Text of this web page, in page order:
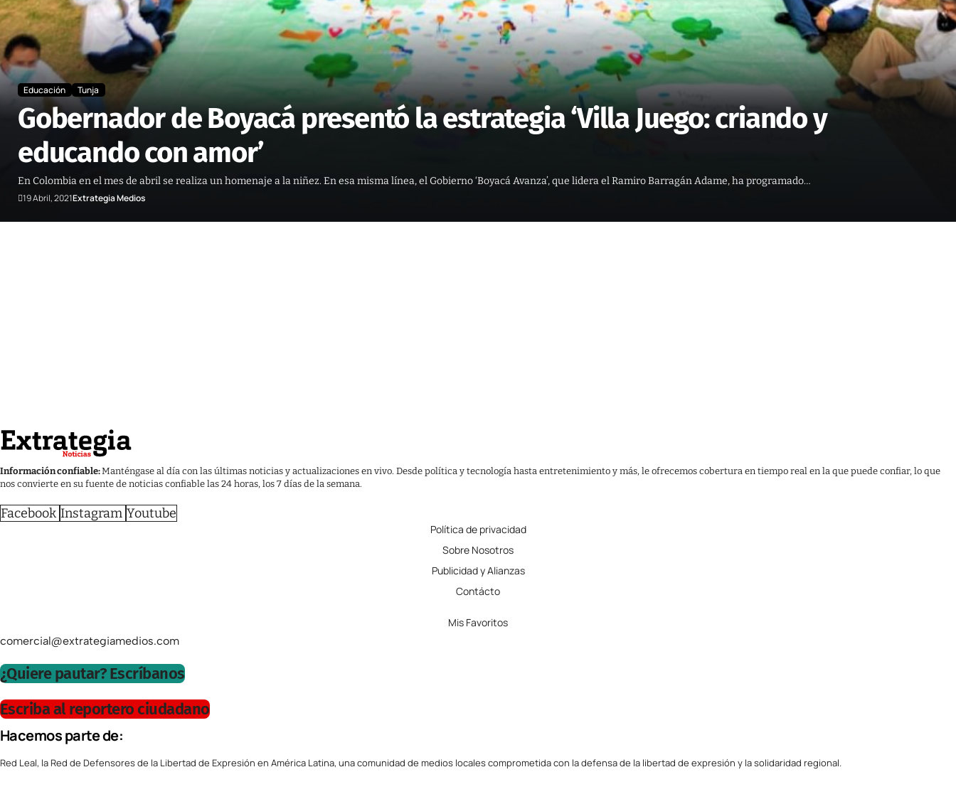
Educación Tunja
Gobernador de Boyacá presentó la estrategia ‘Villa Juego: criando y
educando con amor’
En Colombia en el mes de abril se realiza un homenaje a la niñez. En esa misma línea, el Gobierno ‘Boyacá Avanza’, que lidera el Ramiro Barragán Adame, ha programado…
19 Abril, 2021Extrategia Medios
Información confiable:Manténgase al día con las últimas noticias y actualizaciones en vivo. Desde política y tecnología hasta entretenimiento y más, le ofrecemos cobertura en tiempo real en la que puede confiar, lo que
nos convierte en su fuente de noticias confiable las 24 horas, los 7 días de la semana.
Facebook Instagram Youtube
Política de privacidad
Sobre Nosotros
Publicidad y Alianzas
Contácto
Mis Favoritos
comercial@extrategiamedios.com
¿Quiere pautar? Escríbanos
Escriba al reportero ciudadano
Hacemos parte de:
Red Leal, la Red de Defensores de la Libertad de Expresión en América Latina, una comunidad de medios locales comprometida con la defensa de la libertad de expresión y la solidaridad regional.